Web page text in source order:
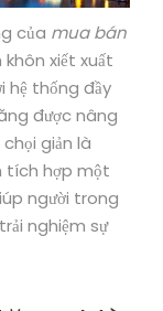
của mua bán
xiết xuất
hệ thống đầy
được nâng
giản là
tích hợp một
người trong
nghiệm sự